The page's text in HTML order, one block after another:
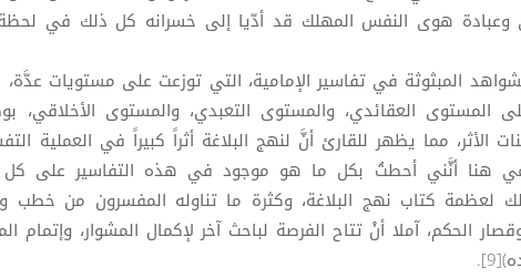
وعبادة هوى النفس المهلك قد أدّيا إلى خسرانه كل ذلك في
المبثوثة في تفاسير الإمامية، التي توزعت على مستويات عدَّة،
المستوى العقائدي، والمستوى التعبدي، والمستوى الأخلاقي،
الأثر، مما يظهر للقارئ أنَّ لنهج البلاغة أثراً كبيراً في العملية
هنا أنَّني أحطتُ بكل ما هو موجود في هذه التفاسير على
لعظمة كتاب نهج البلاغة، وكثرة ما تناوله المفسرون من خطب
الحكم، آملا أنْ تتاح الفرصة لباحث آخر لإكمال المشوار، وإتمام